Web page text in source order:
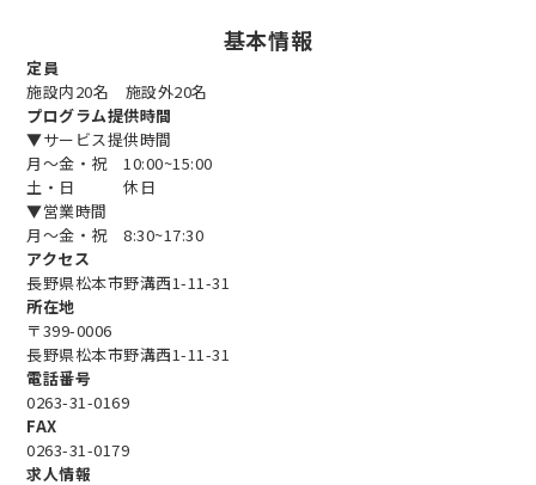
基本情報
定員
施設内20名 施設外20名
プログラム提供時間
▼サービス提供時間
月～金・祝 10:00~15:00
土・日 休日
▼営業時間
月～金・祝 8:30~17:30
アクセス
長野県松本市野溝西1-11-31
所在地
〒399-0006
長野県松本市野溝西1-11-31
電話番号
0263-31-0169
FAX
0263-31-0179
求人情報